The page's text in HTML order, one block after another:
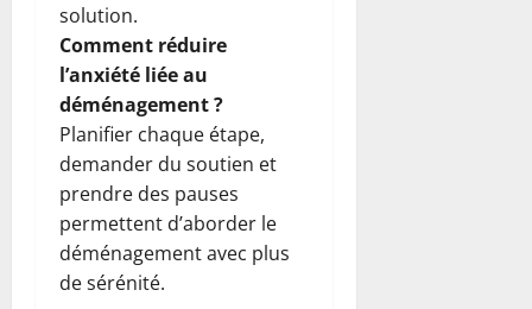
solution.
Comment réduire
l’anxiété liée au
déménagement ?
Planifier chaque étape,
demander du soutien et
prendre des pauses
permettent d’aborder le
déménagement avec plus
de sérénité.